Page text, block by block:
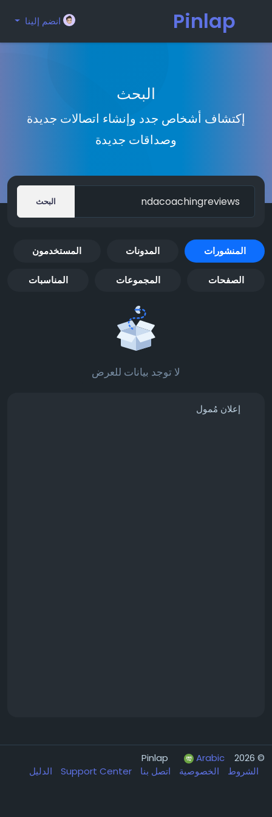
Pinlap انضم إلينا
البحث
إكتشاف أشخاص جدد وإنشاء اتصالات جديدة
وصداقات جديدة
البحث
المنشورات المدونات المستخدمون
الصفحات المجموعات المناسبات
لا توجد بيانات للعرض
إعلان مُمول
© 2026 Pinlap
Arabic
الشروط
الخصوصية اتصل بنا Support Center الدليل